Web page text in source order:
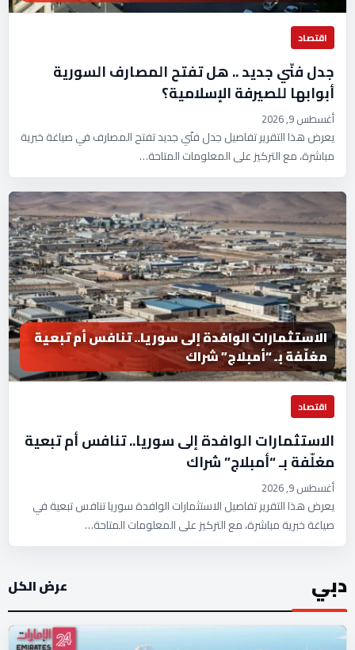
اقتصاد
جدل فنّي جديد .. هل تفتح المصارف السورية
أبوابها للصيرفة الإسلامية؟
أغسطس 9, 2026
يعرض هذا التقرير تفاصيل جدل فنّي جديد تفتح المصارف في صياغة خبرية
مباشرة، مع التركيز على المعلومات المتاحة…
الاستثمارات الوافدة إلى سوريا.. تنافس أم تبعية
مغلّفة بـ “أمبلاج” شراك
اقتصاد
الاستثمارات الوافدة إلى سوريا.. تنافس أم تبعية
مغلّفة بـ “أمبلاج” شراك
أغسطس 9, 2026
يعرض هذا التقرير تفاصيل الاستثمارات الوافدة سوريا تنافس تبعية في
صياغة خبرية مباشرة، مع التركيز على المعلومات المتاحة…
دبي عرض الكل